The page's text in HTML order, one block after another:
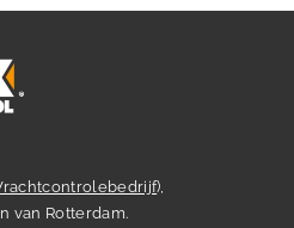
),
van Rotterdam.